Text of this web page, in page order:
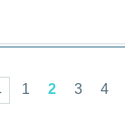
1 2 3 4